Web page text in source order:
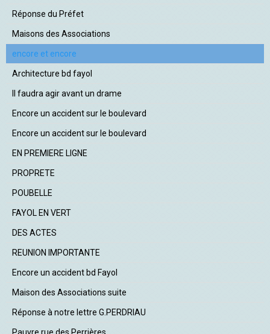
Réponse du Préfet
Maisons des Associations
encore et encore
Architecture bd fayol
Il faudra agir avant un drame
Encore un accident sur le boulevard
Encore un accident sur le boulevard
EN PREMIERE LIGNE
PROPRETE
POUBELLE
FAYOL EN VERT
DES ACTES
REUNION IMPORTANTE
Encore un accident bd Fayol
Maison des Associations suite
Réponse à notre lettre G.PERDRIAU